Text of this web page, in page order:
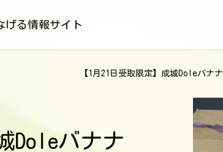
る情報サイト
【1月21日受取限定】成城Doleバナナ
Doleバナナ